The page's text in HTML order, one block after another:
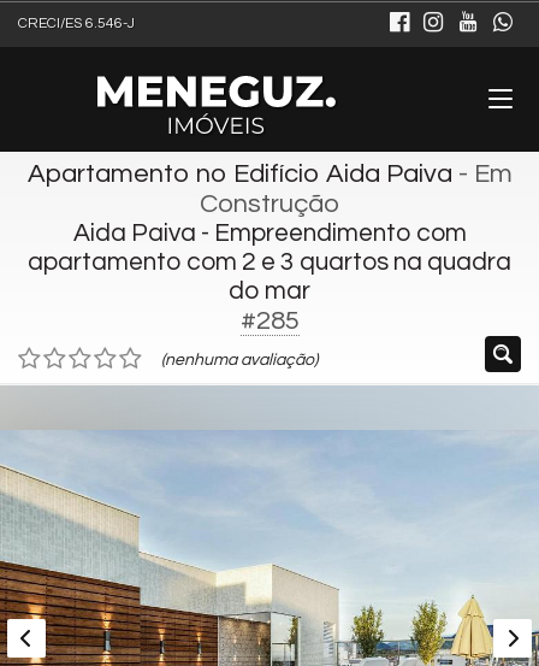
CRECI/ES 6.546-J
Apartamento no Edifício Aida Paiva - Em
Construção
Aida Paiva - Empreendimento com
apartamento com 2 e 3 quartos na quadra
do mar
#285
(nenhuma avaliação)